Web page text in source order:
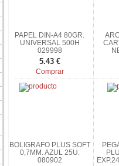
PAPEL DIN-A4 80GR.
UNIVERSAL 500H
029998
5.43 €
Comprar
BOLIGRAFO PLUS SOFT
0,7MM. AZUL 25U.
080902